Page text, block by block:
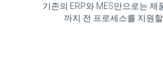
기존의 ERP와 MES만으로는 제
까지 전 프로세스를 지원